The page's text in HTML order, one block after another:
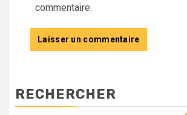
commentaire.
RECHERCHER